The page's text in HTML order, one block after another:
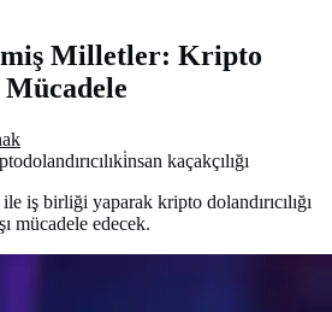
Milletler: Kripto
Mücadele
dolandırıcılıki̇nsan kaçakçılığı
iş birliği yaparak kripto dolandırıcılığı
mücadele edecek.